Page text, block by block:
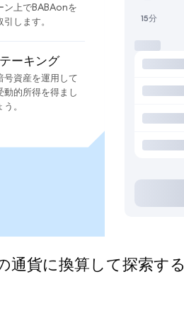
ン上でBABAonを
引します。
ーキング
号資産を運用して
動的所得を得まし
う。
15分
貨に換算して探索する